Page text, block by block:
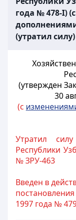
года № 478-I)
(утратил силу)
(утвержден
30
(с
Утратил
Республики
№ ЗРУ-463
Введен в
1997 года №